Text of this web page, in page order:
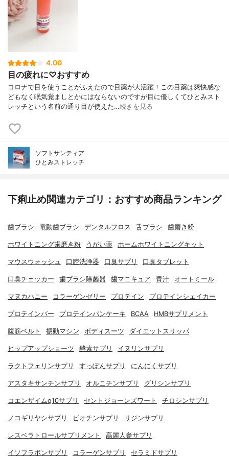
4.00
目の疲れに♡おすすめ
コロナで目を使うことがふえたので目薬が大活躍！この目薬は爽快感な
どもなく眠気覚ましとかにはならないのですが目に優しくてひとみスト
レッチという名前の通り目が使えた…続きを見る
ソフトサンティア
ひとみストレッチ
下痢止め関連カテゴリ：おすすめ商品ランキング
歯ブラシ 電動歯ブラシ デンタルフロス 舌ブラシ 歯磨き粉
ホワイトニング歯磨き粉 うがい薬 ホームホワイトニングキット
マウスウォッシュ 口腔洗浄器 口臭サプリ 口臭タブレット
口臭チェッカー 歯ブラシ除菌器 歯マニキュア 青汁 オートミール
マヌカハニー コラーゲンゼリー プロテイン プロテインシェイカー
プロテインバー プロテインパンケーキ BCAA HMBサプリメント
腹筋ベルト 振動マシン ボディスーツ ダイエットスリッパ
ヒップアップショーツ 酵素サプリ イヌリンサプリ
ラクトフェリンサプリ すっぽんサプリ にんにくサプリ
アスタキサンチンサプリ オルニチンサプリ グリシンサプリ
コエンザイムq10サプリ セントジョーンズワート チロシンサプリ
ノコギリヤシサプリ ビオチンサプリ リジンサプリ
レスベラトロールサプリメント 高麗人参サプリ
イソフラボンサプリ コラーゲンサプリ セラミドサプリ